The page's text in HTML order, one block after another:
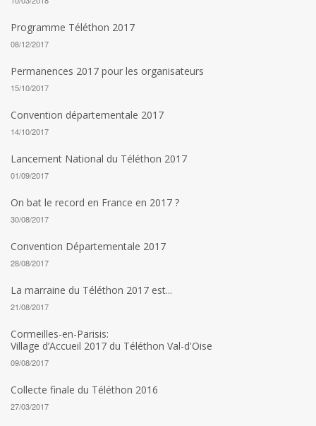
Programme Téléthon 2017
08/12/2017
Permanences 2017 pour les organisateurs
15/10/2017
Convention départementale 2017
14/10/2017
Lancement National du Téléthon 2017
01/09/2017
On bat le record en France en 2017 ?
30/08/2017
Convention Départementale 2017
28/08/2017
La marraine du Téléthon 2017 est...
21/08/2017
Cormeilles-en-Parisis:
Village d’Accueil 2017 du Téléthon Val-d'Oise
09/08/2017
Collecte finale du Téléthon 2016
27/03/2017